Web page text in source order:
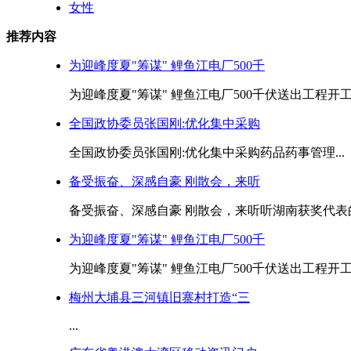
女性
推荐内容
为迎峰度夏"筹谋" 鲤鱼江电厂500千
为迎峰度夏"筹谋" 鲤鱼江电厂500千伏送出工程开
全国政协委员张国刚:优化集中采购
全国政协委员张国刚:优化集中采购药品药事管理...
备受振奋、深感自豪 刚散会，来听
备受振奋、深感自豪 刚散会，来听听湖南获奖代表
为迎峰度夏"筹谋" 鲤鱼江电厂500千
为迎峰度夏"筹谋" 鲤鱼江电厂500千伏送出工程开
梅州大埔县三河镇旧寨村打造“三
...